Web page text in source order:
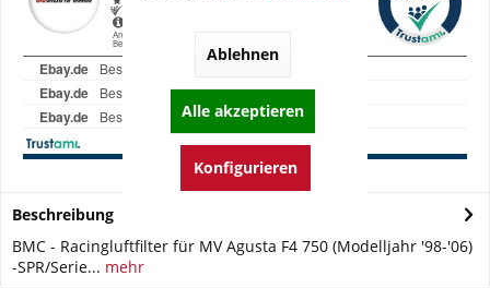
Beschreibung
BMC - Racingluftfilter für MV Agusta F4 750 (Modelljahr '98-'06)
-SPR/Serie... mehr
Ablehnen
Alle akzeptieren
Konfigurieren